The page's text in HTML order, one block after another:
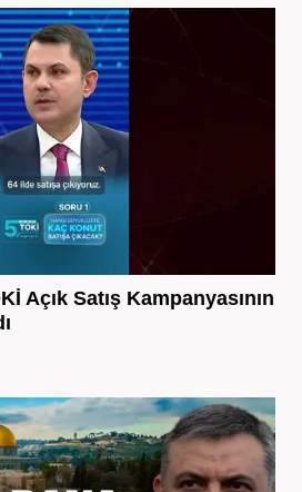
Açık Satış Kampanyasının